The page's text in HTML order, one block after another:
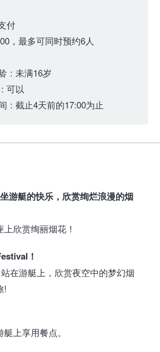
付
，最多可同时预约6人
: 未满16岁
: 可以
: 截止4天前的17:00为止
游艇的快乐，欣赏绚烂浪漫的烟
欣赏绚丽烟花！
！
在游艇上，欣赏夜空中的梦幻烟
!
上享用餐点。